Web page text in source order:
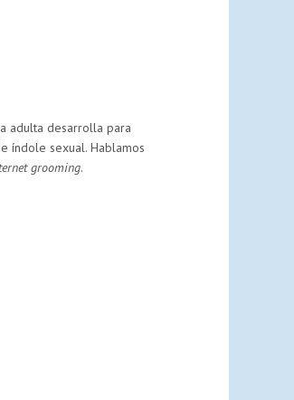
adulta desarrolla para
índole sexual. Hablamos
grooming.